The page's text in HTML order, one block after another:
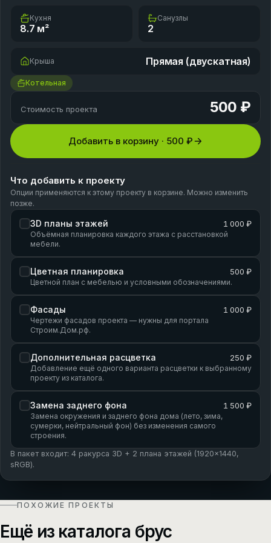
Кухня
8.7 м²
Санузлы
2
Крыша Прямая (двускатная)
Котельная
Стоимость проекта 500 ₽
Добавить в корзину · 500 ₽
Что добавить к проекту
Опции применяются к этому проекту в корзине. Можно изменить
позже.
3D планы этажей 1 000 ₽
Объёмная планировка каждого этажа с расстановкой
мебели.
Цветная планировка 500 ₽
Цветной план с мебелью и условными обозначениями.
Фасады 1 000 ₽
Чертежи фасадов проекта — нужны для портала
Строим.Дом.рф.
Дополнительная расцветка 250 ₽
Добавление ещё одного варианта расцветки к выбранному
проекту из каталога.
Замена заднего фона 1 500 ₽
Замена окружения и заднего фона дома (лето, зима,
сумерки, нейтральный фон) без изменения самого
строения.
В пакет входит: 4 ракурса 3D + 2 плана этажей (1920×1440,
sRGB).
ПОХОЖИЕ ПРОЕКТЫ
Ещё из каталога брус